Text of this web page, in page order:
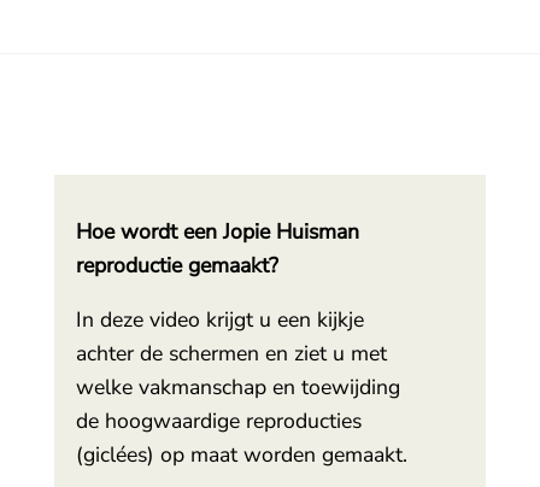
Hoe wordt een Jopie Huisman
reproductie gemaakt?
In deze video krijgt u een kijkje
achter de schermen en ziet u met
welke vakmanschap en toewijding
de hoogwaardige reproducties
(giclées) op maat worden gemaakt.